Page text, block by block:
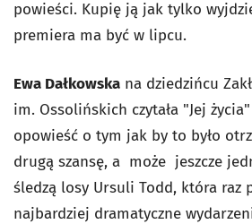
powieści. Kupię ją jak tylko
premiera ma być w lipcu.
Ewa Dałkowska na dziedzińcu
im. Ossolińskich czytała "Jej
opowieść o tym jak by to było
drugą szansę, a może jeszcze
śledzą losy Ursuli Todd, która raz
najbardziej dramatyczne